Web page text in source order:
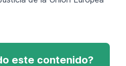
este contenido?